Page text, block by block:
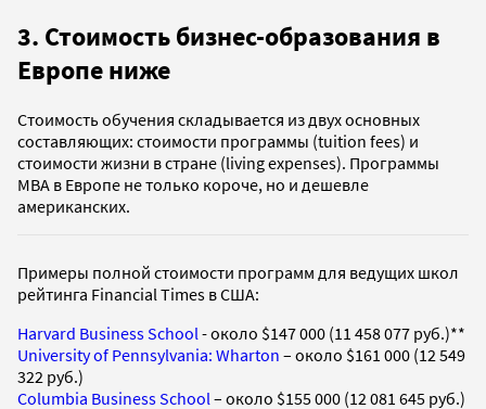
3. Стоимость бизнес-образования в
Европе ниже
Стоимость обучения складывается из двух основных
составляющих: стоимости программы (tuition fees) и
стоимости жизни в стране (living expenses). Программы
MBA в Европе не только короче, но и дешевле
американских.
Примеры полной стоимости программ для ведущих школ
рейтинга Financial Times в США:
Harvard Business School- около $147 000 (11 458 077 руб.)**
University of Pennsylvania: Wharton – около $161 000 (12 549
322 руб.)
Сolumbia Business School– около $155 000 (12 081 645 руб.)